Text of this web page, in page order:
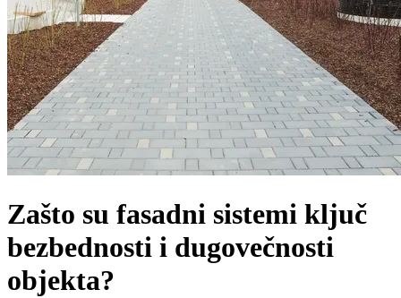
Zašto su fasadni sistemi ključ
bezbednosti i dugovečnosti
objekta?